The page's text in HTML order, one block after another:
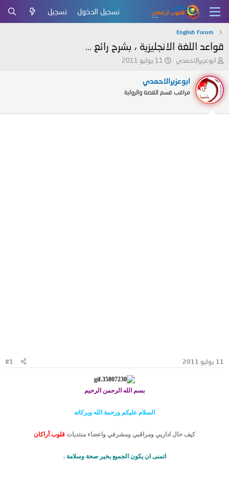
تسجيل الدخول تسجيل
English Forum
قواعد اللغة الانجليزية ، بشرح رائع ...
ب
د
ئ
ا
ل
م
ابوعزيرالاحمدي
خ
ل
11 يوليو 2011
ابوعزيرالاحمدي
مراقب قسم القصة والرواية
11 يوليو 2011 #1
بسم الله الرحمن الرحيم
السلام عليكم ورحمة الله وبركاته
كيف حال اداريي ومراقبي ومشرفي واعضاء منتديات قلوب أراكان
اتمنى ان يكون الجميع بخير صحة وسلامة .